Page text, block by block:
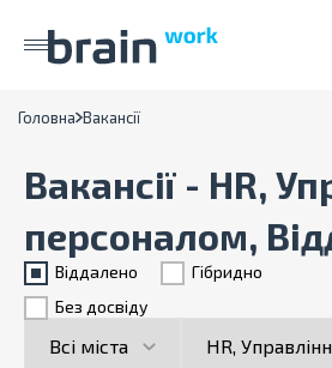
Головна Вакансії
Вакансії - HR,
персоналом,
Віддалено
Гiбридно
Без досвіду